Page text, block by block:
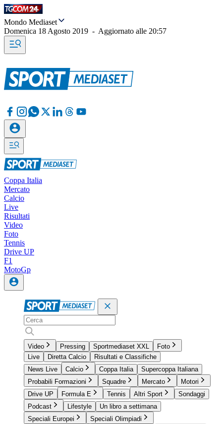
Mondo Mediaset
Domenica 18 Agosto 2019 - Aggiornato alle 20:57
Coppa Italia
Mercato
Calcio
Live
Risultati
Video
Foto
Tennis
Drive UP
F1
MotoGp
Video Pressing Sportmediaset XXL
Foto
Live
Diretta Calcio
Risultati e Classifiche
News Live
Calcio Coppa Italia
Supercoppa Italiana
Probabili Formazioni
Squadre Mercato
Motori
Drive UP
Formula E Tennis Altri Sport
Sondaggi
Podcast
Lifestyle
Un libro a settimana
Speciali Europei
Speciali Olimpiadi